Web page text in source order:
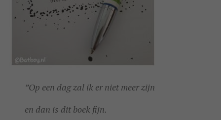
”Op een dag zal ik er niet meer zijn
en dan is dit boek fijn.